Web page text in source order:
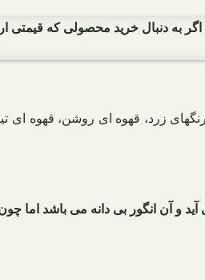
دنبال خرید محصولی که قیمتی
و آن انگور بی دانه می باشد اما